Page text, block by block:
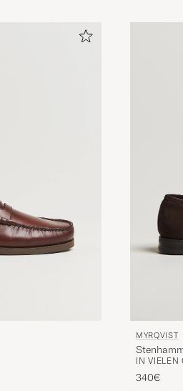
MYRQVIST
IN VIELEN
340€